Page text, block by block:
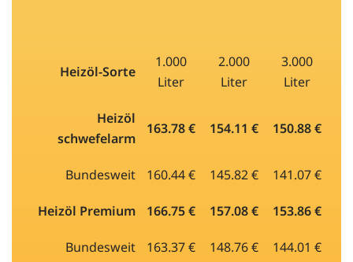
Heizöl-Sorte
1.000
Liter
2.000
Liter
3.000
Liter
Heizöl
schwefelarm
163.78 € 154.11 € 150.88 €
Bundesweit 160.44 € 145.82 € 141.07 €
Heizöl Premium 166.75 € 157.08 € 153.86 €
Bundesweit 163.37 € 148.76 € 144.01 €